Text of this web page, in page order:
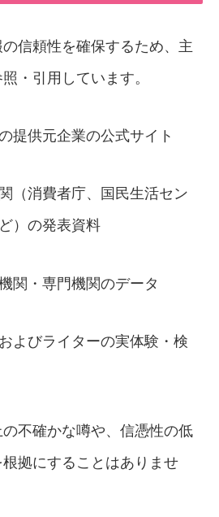
信頼性を確保するため、主
・引用しています。
提供元企業の公式サイト
（消費者庁、国民生活セン
）の発表資料
関・専門機関のデータ
よびライターの実体験・検
不確かな噂や、信憑性の低
拠にすることはありませ